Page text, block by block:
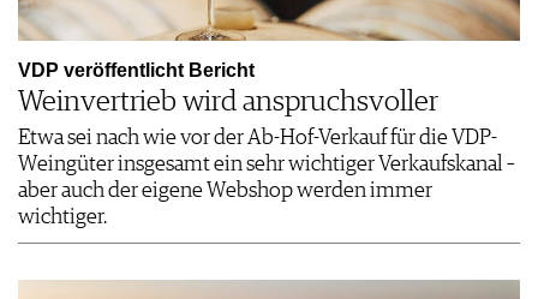
VDP veröffentlicht Bericht
Weinvertrieb wird anspruchsvoller
Etwa sei nach wie vor der Ab-Hof-Verkauf für die VDP-
Weingüter insgesamt ein sehr wichtiger Verkaufskanal –
aber auch der eigene Webshop werden immer
wichtiger.